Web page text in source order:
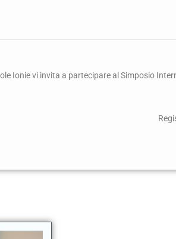
Ionie vi invita a partecipare al Simposio